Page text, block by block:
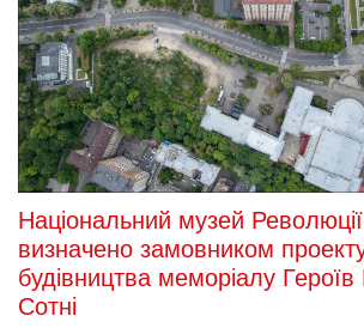
Національний музей Революції
визначено замовником
будівництва меморіалу
Сотні